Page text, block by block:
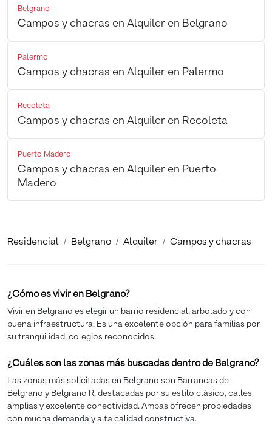
Belgrano
Campos y chacras en Alquiler en Belgrano
Palermo
Campos y chacras en Alquiler en Palermo
Recoleta
Campos y chacras en Alquiler en Recoleta
Puerto Madero
Campos y chacras en Alquiler en Puerto
Madero
Residencial Belgrano Alquiler Campos y chacras
¿Cómo es vivir en Belgrano?
Vivir en Belgrano es elegir un barrio residencial, arbolado y con
buena infraestructura. Es una excelente opción para familias por
su tranquilidad, colegios reconocidos.
¿Cuáles son las zonas más buscadas dentro de Belgrano?
Las zonas más solicitadas en Belgrano son Barrancas de
Belgrano y Belgrano R, destacadas por su estilo clásico, calles
amplias y excelente conectividad. Ambas ofrecen propiedades
con mucha demanda y alta calidad constructiva.